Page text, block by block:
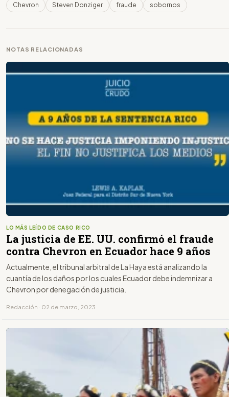
Chevron Steven Donziger fraude sobornos
NOTAS RELACIONADAS
LO MÁS LEÍDO DE CASO RICO
La justicia de EE. UU. confirmó el fraude
contra Chevron en Ecuador hace 9 años
Actualmente, el tribunal arbitral de La Haya está analizando la
cuantía de los daños por los cuales Ecuador debe indemnizar a
Chevron por denegación de justicia.
Redacción · 02 de marzo, 2023